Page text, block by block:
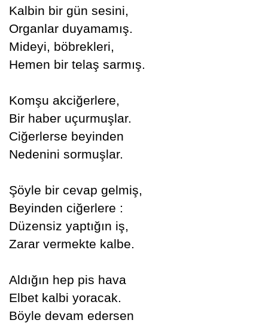
Kalbin bir gün sesini,
Organlar duyamamış.
Mideyi, böbrekleri,
Hemen bir telaş sarmış.
Komşu akciğerlere,
Bir haber uçurmuşlar.
Ciğerlerse beyinden
Nedenini sormuşlar.
Şöyle bir cevap gelmiş,
Beyinden ciğerlere :
Düzensiz yaptığın iş,
Zarar vermekte kalbe.
Aldığın hep pis hava
Elbet kalbi yoracak.
Böyle devam edersen